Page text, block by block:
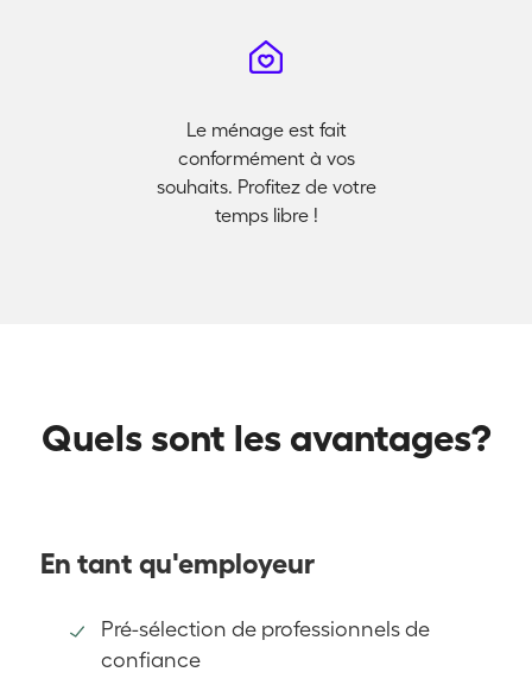
Le ménage est fait
conformément à vos
souhaits. Profitez de votre
temps libre !
Quels sont les avantages?
En tant qu'employeur
Pré-sélection de professionnels de
confiance